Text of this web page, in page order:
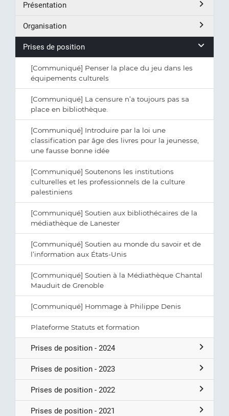
Présentation
Organisation
Prises de position
[Communiqué] Penser la place du jeu dans les
équipements culturels
[Communiqué] La censure n’a toujours pas sa
place en bibliothèque.
[Communiqué] Introduire par la loi une
classification par âge des livres pour la jeunesse,
une fausse bonne idée
[Communiqué] Soutenons les institutions
culturelles et les professionnels de la culture
palestiniens
[Communiqué] Soutien aux bibliothécaires de la
médiathèque de Lanester
[Communiqué] Soutien au monde du savoir et de
l’information aux États-Unis
[Communiqué] Soutien à la Médiathèque Chantal
Mauduit de Grenoble
[Communiqué] Hommage à Philippe Denis
Plateforme Statuts et formation
Prises de position - 2024
Prises de position - 2023
Prises de position - 2022
Prises de position - 2021